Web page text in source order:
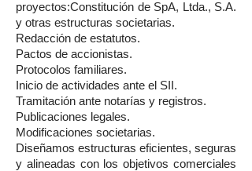
proyectos:Constitución de SpA, Ltda., S.A.
y otras estructuras societarias.
Redacción de estatutos.
Pactos de accionistas.
Protocolos familiares.
Inicio de actividades ante el SII.
Tramitación ante notarías y registros.
Publicaciones legales.
Modificaciones societarias.
Diseñamos estructuras eficientes, seguras
y alineadas con los objetivos comerciales